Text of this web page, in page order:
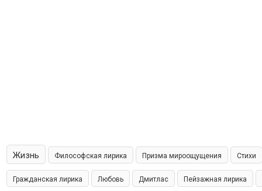
Жизнь Философская лирика Призма мироощущения Стихи
Гражданская лирика Любовь Дмитлас Пейзажная лирика